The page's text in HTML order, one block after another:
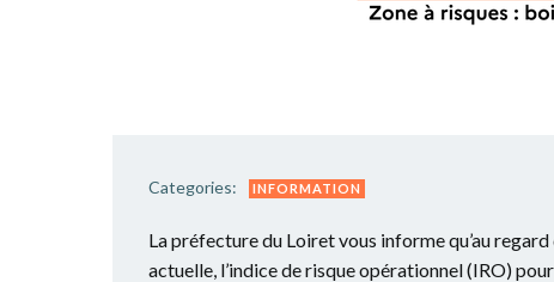
Categories: INFORMATION
La préfecture du Loiret vous informe qu’au
actuelle, l’indice de risque opérationnel (IRO)